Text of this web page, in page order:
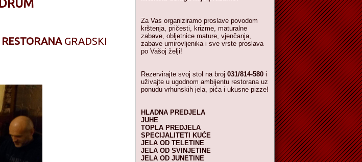
GRADSKI
Za Vas organiziramo proslave povodom
krštenja, pričesti, krizme, maturalne
zabave, obljetnice mature, vjenčanja,
zabave umirovljenika i sve vrste proslava
po Vašoj želji!
Rezervirajte svoj stol na broj 031/814-580 i
uživajte u ugodnom ambijentu restorana uz
ponudu vrhunskih jela, pića i ukusne pizze!
HLADNA PREDJELA
JUHE
TOPLA PREDJELA
SPECIJALITETI KUĆE
JELA OD TELETINE
JELA OD SVINJETINE
JELA OD JUNETINE